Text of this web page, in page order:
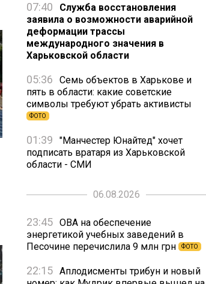
07:40
Служба восстановления
заявила о возможности аварийной
деформации трассы
международного значения в
Харьковской области
05:36
Семь объектов в Харькове и
пять в области: какие советские
символы требуют убрать активисты
ФОТО
01:39
"Манчестер Юнайтед" хочет
подписать вратаря из Харьковской
области - СМИ
06.08.2026
23:45 ОВА на обеспечение
энергетикой учебных заведений в
Песочине перечислила 9 млн грн
ФОТО
22:15 Аплодисменты трибун и новый